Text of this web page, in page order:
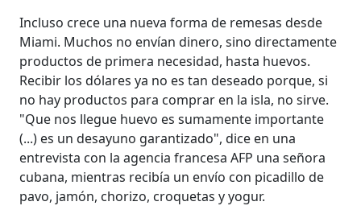
Incluso crece una nueva forma de remesas desde
Miami. Muchos no envían dinero, sino directamente
productos de primera necesidad, hasta huevos.
Recibir los dólares ya no es tan deseado porque, si
no hay productos para comprar en la isla, no sirve.
"Que nos llegue huevo es sumamente importante
(...) es un desayuno garantizado", dice en una
entrevista con la agencia francesa AFP una señora
cubana, mientras recibía un envío con picadillo de
pavo, jamón, chorizo, croquetas y yogur.